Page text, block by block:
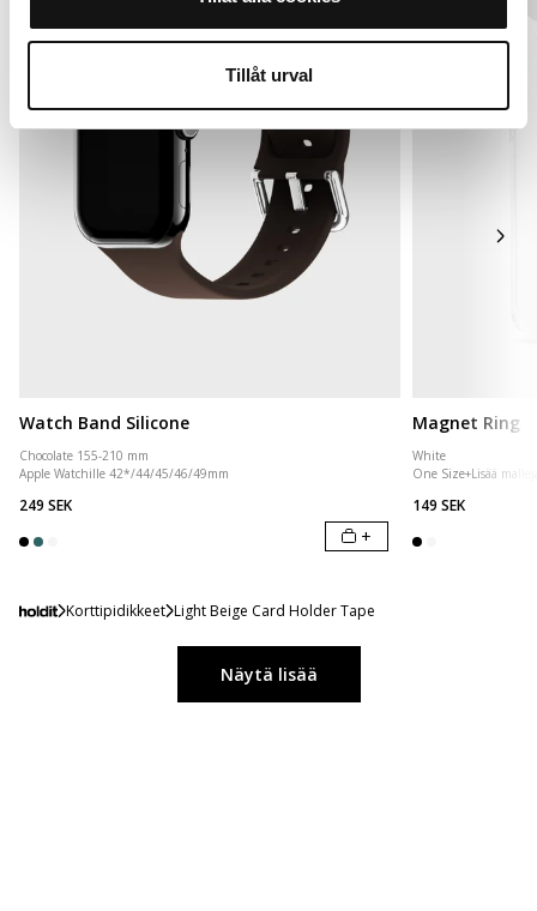
Tillåt urval
Watch Band Silicone
Chocolate 155-210 mm
Apple Watchille 42*/44/45/46/49mm
249 SEK
+
Magnet Ring
White
One Size+Lisää
149 SEK
Korttipidikkeet Light Beige Card Holder Tape
Näytä lisää